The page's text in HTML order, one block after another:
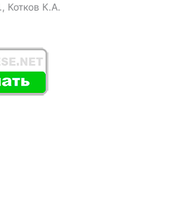
Котков К.А.